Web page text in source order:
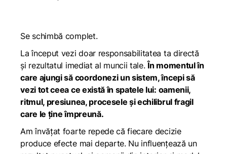
Se schimbă complet.
La început vezi doar responsabilitatea ta directă
și rezultatul imediat al muncii tale.În momentul în
care ajungi să coordonezi un sistem, începi să
vezi tot ceea ce există în spatele lui: oamenii,
ritmul, presiunea, procesele și echilibrul fragil
care le ține împreună.
Am învățat foarte repede că fiecare decizie
produce efecte mai departe. Nu influențează un